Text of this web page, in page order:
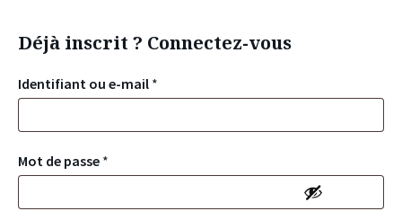
Déjà inscrit ? Connectez-vous
Identifiant ou e-mail *
Mot de passe *